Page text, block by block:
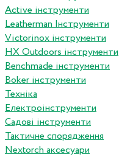
Active інструменти
Leatherman Інструменти
Victorinox інструменти
HX Outdoors інструменти
Benchmade інструменти
Boker інструменти
Техніка
Електроінструменти
Садові інструменти
Тактичне спорядження
Nextorch аксесуари